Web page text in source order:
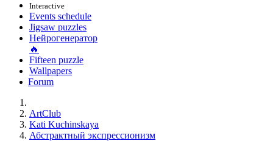
Interactive
Events schedule
Jigsaw puzzles
Нейрогенератор
🔥
Fifteen puzzle
Wallpapers
Forum
ArtClub
Kati Kuchinskaya
Абстрактный экспрессионизм